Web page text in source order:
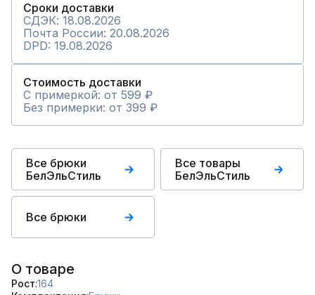
Сроки доставки
СДЭК: 18.08.2026
Почта России: 20.08.2026
DPD: 19.08.2026
Стоимость доставки
С примеркой: от 599 ₽
Без примерки: от 399 ₽
Все брюки
БелЭльСтиль
Все товары
БелЭльСтиль
Все брюки
О товаре
Рост 164